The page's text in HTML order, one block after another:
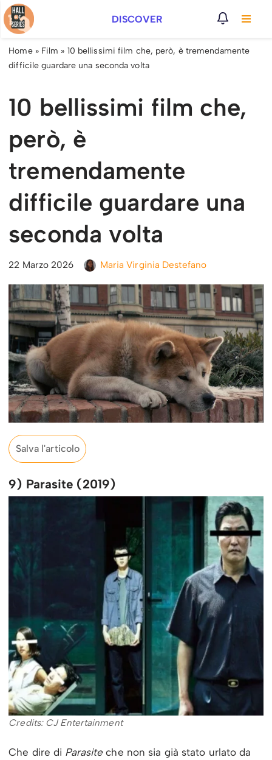
Vai
al
contenuto
DISCOVER
Home» Film » 10 bellissimi film che, però, è tremendamente
difficile guardare una seconda volta
10 bellissimi film che,
però, è
tremendamente
difficile guardare una
seconda volta
22 Marzo 2026 Maria Virginia Destefano
Salva l'articolo
9) Parasite (2019)
Credits: CJ Entertainment
Che dire di Parasite che non sia già stato urlato da